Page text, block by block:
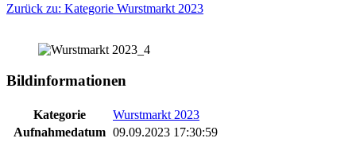
Zurück zu: Kategorie Wurstmarkt 2023
Bildinformationen
Kategorie
Wurstmarkt 2023
Aufnahmedatum 09.09.2023 17:30:59